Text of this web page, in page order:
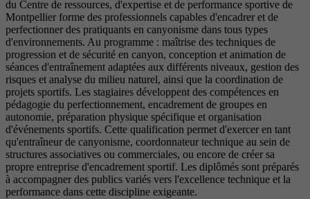
du Centre de ressources, d'expertise et de performance sportive de
Montpellier forme des professionnels capables d'encadrer et de
perfectionner des pratiquants en canyonisme dans tous types
d'environnements. Au programme : maîtrise des techniques de
progression et de sécurité en canyon, conception et animation de
séances d'entraînement adaptées aux différents niveaux, gestion des
risques et analyse du milieu naturel, ainsi que la coordination de
projets sportifs. Les stagiaires développent des compétences en
pédagogie du perfectionnement, encadrement de groupes en
autonomie, préparation physique spécifique et organisation
d'événements sportifs. Cette qualification permet d'exercer en tant
qu'entraîneur de canyonisme, coordonnateur technique au sein de
structures associatives ou commerciales, ou encore de créer sa
propre entreprise d'encadrement sportif. Les diplômés sont préparés
à accompagner des publics variés vers l'excellence technique et la
performance dans cette discipline exigeante.